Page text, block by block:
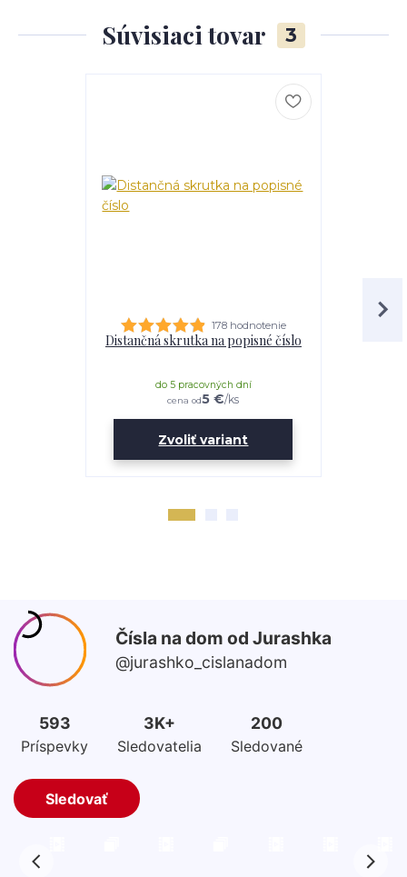
Súvisiaci tovar 3
178 hodnotenie
Distančná skrutka na popisné číslo
cena od5 €/ks
do 5 pracovných dní
Zvoliť variant